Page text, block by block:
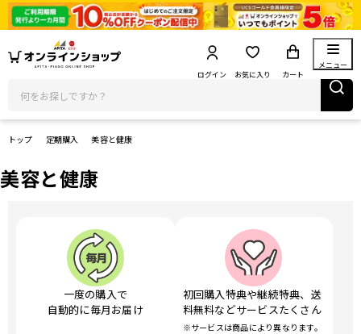
ログイン お気に入り カート
メニュー
トップ 定期購入 美容と健康
美容と健康
一度の購入で
自動的に毎月お届け
初回購入特典や継続特典、送
料無料などサービスたくさん
※サービスは商品により異なります。